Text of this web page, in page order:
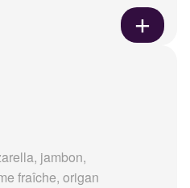
jambon,
fraîche, origan